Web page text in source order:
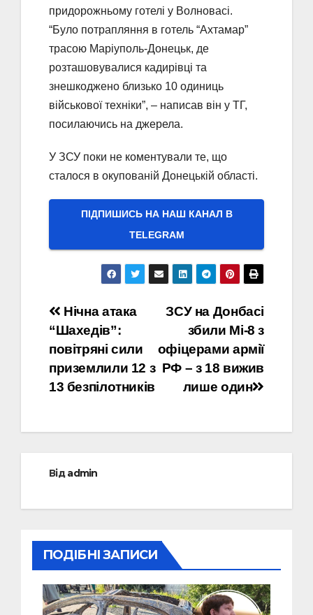
придорожньому готелі у Волновасі.
“Було потрапляння в готель “Ахтамар”
трасою Маріуполь-Донецьк, де
розташовувалися кадирівці та
знешкоджено близько 10 одиниць
військової техніки”, – написав він у ТГ,
посилаючись на джерела.
У ЗСУ поки не коментували те, що
сталося в окупованій Донецькій області.
ПІДПИШИСЬ НА НАШ КАНАЛ В
ТELEGRAM
Навігація
записів
ЗСУ на Донбасі
збили Мі-8 з
офіцерами армії
РФ – з 18 вижив
лише один
Нічна атака
“Шахедів”:
повітряні сили
приземлили 12 з
13 безпілотників
Відadmin
ПОДІБНІ ЗАПИСИ